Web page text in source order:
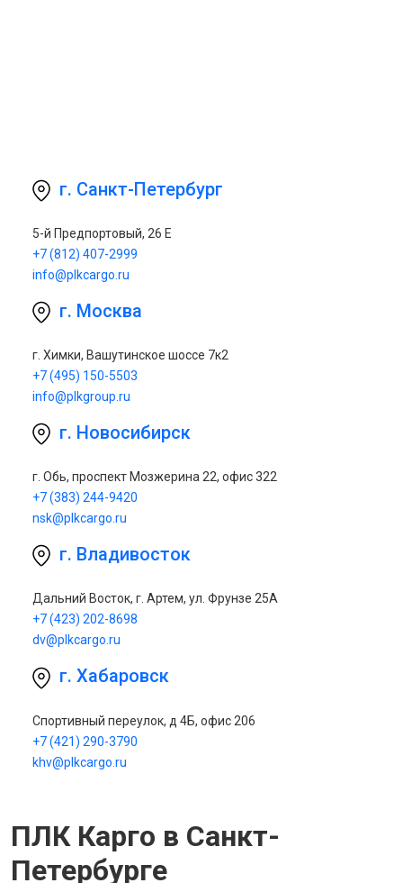
г. Санкт-Петербург
5-й Предпортовый, 26 Е
+7 (812) 407-2999
info@plkcargo.ru
г. Москва
г. Химки, Вашутинское шоссе 7к2
+7 (495) 150-5503
info@plkgroup.ru
г. Новосибирск
г. Обь, проспект Мозжерина 22, офис 322
+7 (383) 244-9420
nsk@plkcargo.ru
г. Владивосток
Дальний Восток, г. Артем, ул. Фрунзе 25А
+7 (423) 202-8698
dv@plkcargo.ru
г. Хабаровск
Спортивный переулок, д 4Б, офис 206
+7 (421) 290-3790
khv@plkcargo.ru
ПЛК Карго в Санкт-
Петербурге